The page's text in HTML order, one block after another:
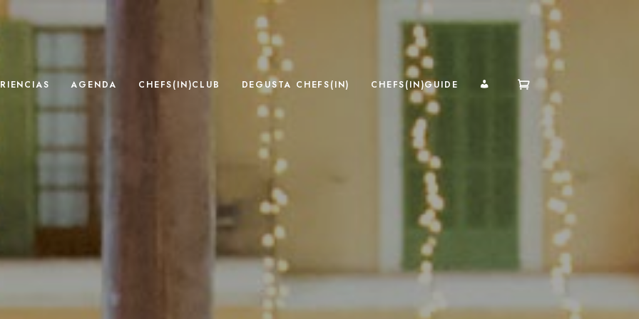
AGENDA CHEFS(IN)CLUB DEGUSTA CHEFS(IN) CHEFS(IN)GUIDE MI CUENTA